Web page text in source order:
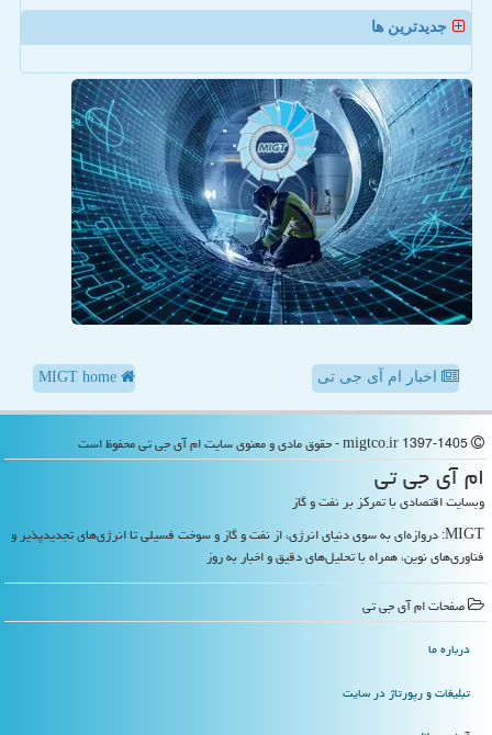
جدیدترین ها
اخبار ام آی جی تی
ام آی جی تی
وبسایت اقتصادی با تمرکز بر نفت و گاز
MIGT: دروازه‌ای به سوی دنیای انرژی، از نفت و گاز و سوخت فسیلی تا انرژی‌های تجدیدپذیر و
فناوری‌های نوین، همراه با تحلیل‌های دقیق و اخبار به روز
صفحات ام آی جی تی
درباره ما
تبلیغات و رپورتاژ در سایت